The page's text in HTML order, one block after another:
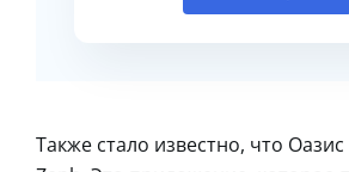
Также стало известно, что